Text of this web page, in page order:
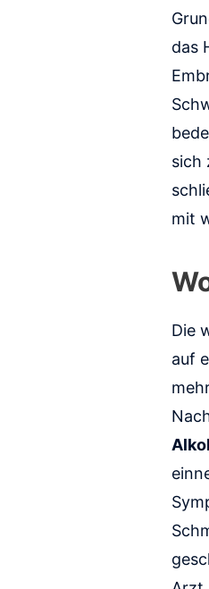
das
sich
mit
Die
auf